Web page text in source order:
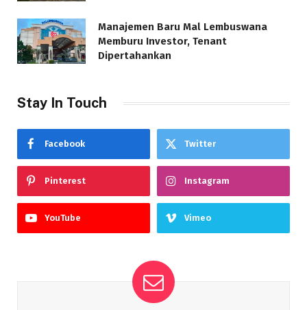
Manajemen Baru Mal Lembuswana
Memburu Investor, Tenant
Dipertahankan
Stay In Touch
Facebook Twitter
Pinterest Instagram
YouTube Vimeo